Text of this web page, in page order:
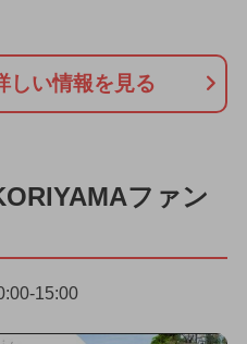
しい情報を見る
ファン
15:00